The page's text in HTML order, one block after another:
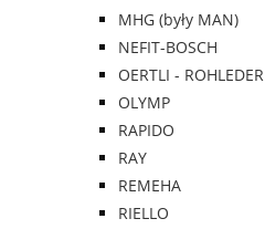
MHG (były MAN)
NEFIT-BOSCH
OERTLI - ROHLEDER
OLYMP
RAPIDO
RAY
REMEHA
RIELLO